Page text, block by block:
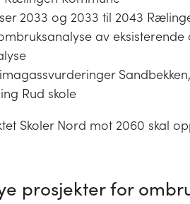
2033 og 2033 til 2043
av
Rud skole
Skoler Nord mot 2060 skal
prosjekter for